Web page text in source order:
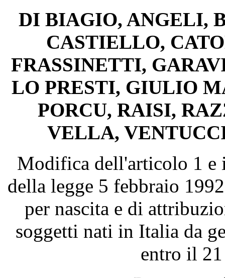
DI BIAGIO, ANGELI,
CASTIELLO,
FRASSINETTI,
LO PRESTI, GIULIO
PORCU, RAISI,
VELLA,
Modifica dell'articolo 1 e
della legge 5 febbraio
per nascita e di
soggetti nati in Italia da
entro il